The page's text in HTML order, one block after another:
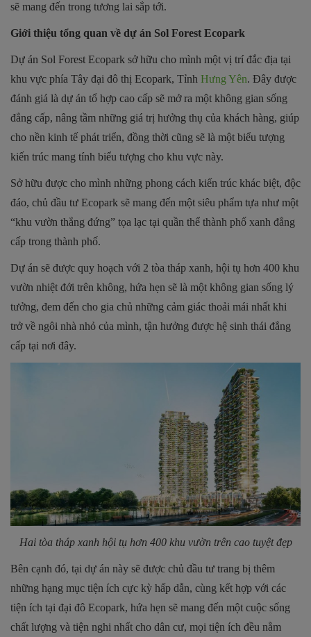
sẽ mang đến trong tương lai sắp tới.
Giới thiệu tổng quan về dự án Sol Forest Ecopark
Dự án Sol Forest Ecopark sở hữu cho mình một vị trí đắc địa tại
khu vực phía Tây đại đô thị Ecopark, Tỉnh Hưng Yên. Đây được
đánh giá là dự án tổ hợp cao cấp sẽ mở ra một không gian sống
đẳng cấp, nâng tầm những giá trị hưởng thụ của khách hàng, giúp
cho nền kinh tế phát triển, đồng thời cũng sẽ là một biểu tượng
kiến trúc mang tính biểu tượng cho khu vực này.
Sở hữu được cho mình những phong cách kiến trúc khác biệt, độc
đáo, chủ đầu tư Ecopark sẽ mang đến một siêu phẩm tựa như một
“khu vườn thẳng đứng” tọa lạc tại quần thể thành phố xanh đẳng
cấp trong thành phố.
Dự án sẽ được quy hoạch với 2 tòa tháp xanh, hội tụ hơn 400 khu
vườn nhiệt đới trên không, hứa hẹn sẽ là một không gian sống lý
tưởng, đem đến cho gia chủ những cảm giác thoải mái nhất khi
trở về ngôi nhà nhỏ của mình, tận hưởng được hệ sinh thái đẳng
cấp tại nơi đây.
Hai tòa tháp xanh hội tụ hơn 400 khu vườn trên cao tuyệt đẹp
Bên cạnh đó, tại dự án này sẽ được chủ đầu tư trang bị thêm
những hạng mục tiện ích cực kỳ hấp dẫn, cùng kết hợp với các
tiện ích tại đại đô Ecopark, hứa hẹn sẽ mang đến một cuộc sống
chất lượng và tiện nghi nhất cho dân cư, mọi tiện ích đều nằm